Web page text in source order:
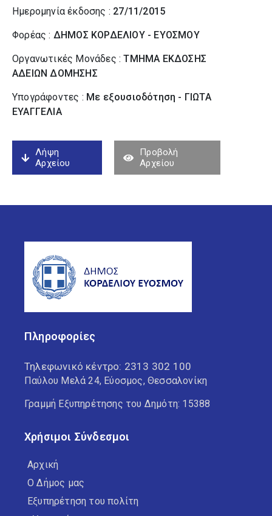
Ημερομηνία έκδοσης : 27/11/2015
Φορέας : ΔΗΜΟΣ ΚΟΡΔΕΛΙΟΥ - ΕΥΟΣΜΟΥ
Οργανωτικές Μονάδες :ΤΜΗΜΑ ΕΚΔΟΣΗΣ
ΑΔΕΙΩΝ ΔΟΜΗΣΗΣ
Υπογράφοντες : Με εξουσιοδότηση - ΓΙΩΤΑ
ΕΥΑΓΓΕΛΙΑ
Λήψη
Αρχείου
Προβολή
Αρχείου
Πληροφορίες
Τηλεφωνικό κέντρο: 2313 302 100
Παύλου Μελά 24, Εύοσμος, Θεσσαλονίκη
Γραμμή Εξυπηρέτησης του Δημότη: 15388
Χρήσιμοι Σύνδεσμοι
Αρχική
Ο Δήμος μας
Εξυπηρέτηση του πολίτη